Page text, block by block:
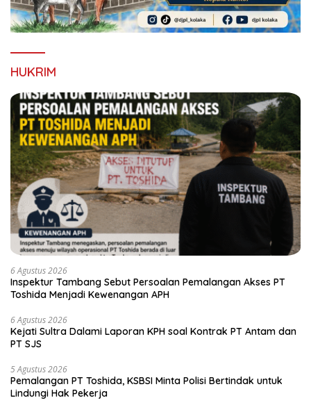
HUKRIM
6 Agustus 2026
Inspektur Tambang Sebut Persoalan Pemalangan Akses PT
Toshida Menjadi Kewenangan APH
6 Agustus 2026
Kejati Sultra Dalami Laporan KPH soal Kontrak PT Antam dan
PT SJS
5 Agustus 2026
Pemalangan PT Toshida, KSBSI Minta Polisi Bertindak untuk
Lindungi Hak Pekerja